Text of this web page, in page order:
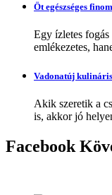
Öt egészséges
Egy ízletes fogás
emlékezetes,
Vadonatúj kulináris
Akik szeretik a
is, akkor jó
Facebook